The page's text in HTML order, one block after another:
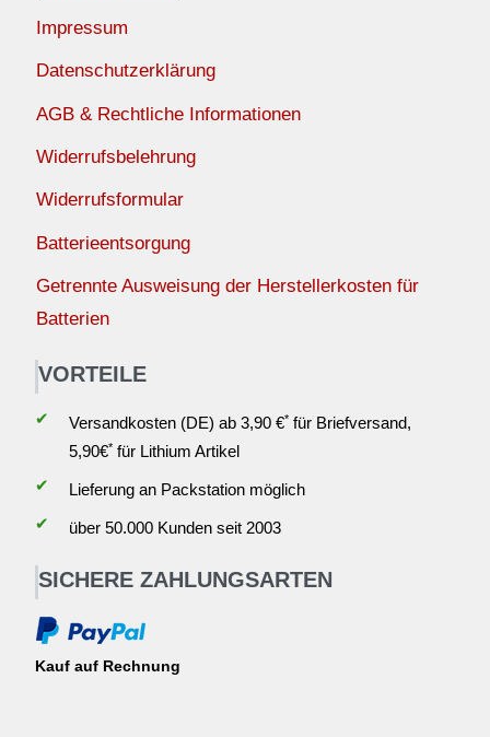
Impressum
Datenschutzerklärung
AGB & Rechtliche Informationen
Widerrufsbelehrung
Widerrufsformular
Batterieentsorgung
Getrennte Ausweisung der Herstellerkosten für
Batterien
VORTEILE
✔ Versandkosten (DE) ab 3,90 €*für Briefversand,
5,90€*für Lithium Artikel
✔
Lieferung an Packstation möglich
✔
über 50.000 Kunden seit 2003
SICHERE ZAHLUNGSARTEN
Kauf auf Rechnung